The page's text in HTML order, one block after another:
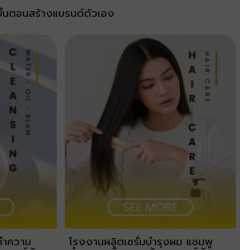
ตอนสร้างแบรนด์ตัวเอง
ความ โรงงานผลิตเซรั่มบำรุงผม แชมพู